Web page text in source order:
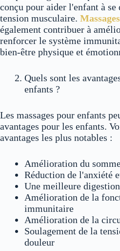
conçu pour aider l'enfant à se
tension musculaire.
également contribuer à
renforcer le système
bien-être physique et
Quels sont les
enfants ?
Les massages pour enfants
avantages pour les enfants.
avantages les plus notables :
Amélioration du
Réduction de l'anxiété
Une meilleure digestion
Amélioration de la
immunitaire
Amélioration de la
Soulagement de la
douleur